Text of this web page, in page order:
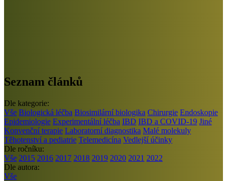
Seznam článků
Dle kategorie:
Vše Biologická léčba Biosimilární biologika Chirurgie Endoskopie
Epidemiologie Experimentální léčba IBD IBD a COVID-19 Jiné
Konvenční terapie Laboratorní diagnostika Malé molekuly
Těhotenství a pediatrie Telemedicína Vedlejší účinky
Dle ročníku:
Vše 2015 2016 2017 2018 2019 2020 2021 2022
Dle autora:
Vše